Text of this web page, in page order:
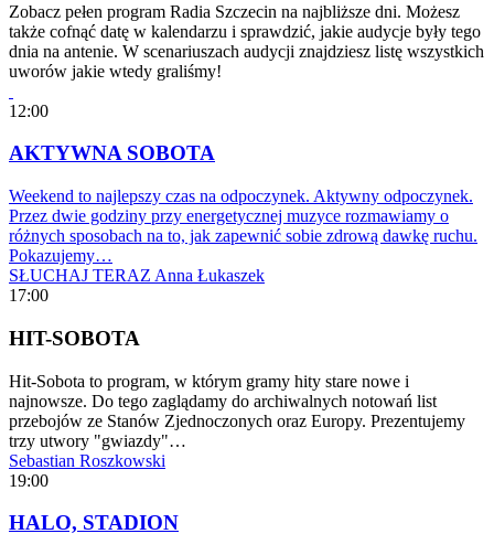
Zobacz pełen program Radia Szczecin na najbliższe dni. Możesz
także cofnąć datę w kalendarzu i sprawdzić, jakie audycje były tego
dnia na antenie. W scenariuszach audycji znajdziesz listę wszystkich
uworów jakie wtedy graliśmy!
12:00
AKTYWNA SOBOTA
Weekend to najlepszy czas na odpoczynek. Aktywny odpoczynek.
Przez dwie godziny przy energetycznej muzyce rozmawiamy o
różnych sposobach na to, jak zapewnić sobie zdrową dawkę ruchu.
Pokazujemy…
SŁUCHAJ TERAZ Anna Łukaszek
17:00
HIT-SOBOTA
Hit-Sobota to program, w którym gramy hity stare nowe i
najnowsze. Do tego zaglądamy do archiwalnych notowań list
przebojów ze Stanów Zjednoczonych oraz Europy. Prezentujemy
trzy utwory "gwiazdy"…
Sebastian Roszkowski
19:00
HALO, STADION